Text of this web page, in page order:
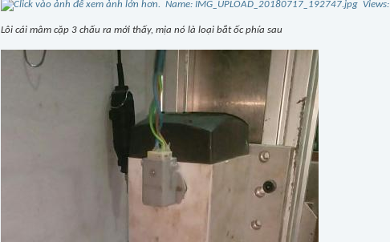
Lôi cái mâm cặp 3 chấu ra mới thấy, mịa nó là loại bắt ốc phía sau